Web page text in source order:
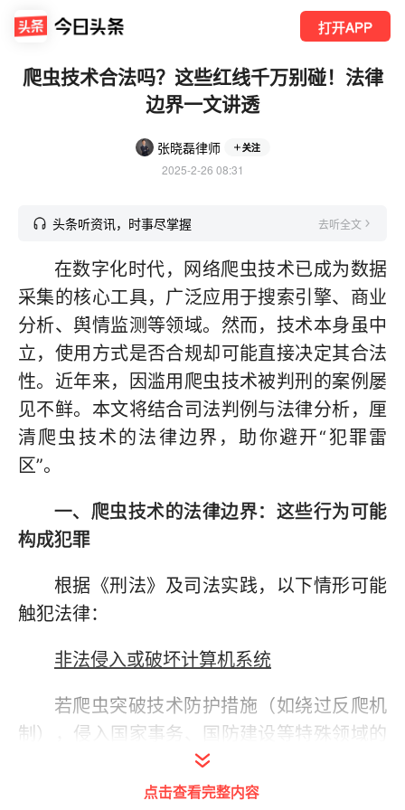
打开APP
爬虫技术合法吗？这些红线千万别碰！法律
边界一文讲透
张晓磊律师 关注
2025-2-26 08:31
头条听资讯，时事尽掌握 去听全文
在数字化时代，网络爬虫技术已成为数据
采集的核心工具，广泛应用于搜索引擎、商业
分析、舆情监测等领域。然而，技术本身虽中
立，使用方式是否合规却可能直接决定其合法
性。近年来，因滥用爬虫技术被判刑的案例屡
见不鲜。本文将结合司法判例与法律分析，厘
清爬虫技术的法律边界，助你避开“犯罪雷
区”。
一、爬虫技术的法律边界：这些行为可能
构成犯罪
根据《刑法》及司法实践，以下情形可能
触犯法律：
非法侵入或破坏计算机系统
若爬虫突破技术防护措施（如绕过反爬机
制），侵入国家事务、国防建设等特殊领域的
计算机系统，即使未抓取数据，也可能构成非
法侵入计算机信息系统罪。
点击查看完整内容